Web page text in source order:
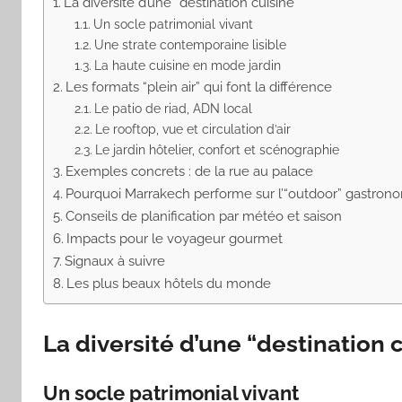
Un socle patrimonial vivant
Une strate contemporaine lisible
La haute cuisine en mode jardin
Les formats “plein air” qui font la différence
Le patio de riad, ADN local
Le rooftop, vue et circulation d’air
Le jardin hôtelier, confort et scénographie
Exemples concrets : de la rue au palace
Pourquoi Marrakech performe sur l’“outdoor”
Conseils de planification par météo et saison
Impacts pour le voyageur gourmet
Signaux à suivre
Les plus beaux hôtels du monde
La diversité d’une “destination
Un socle patrimonial vivant